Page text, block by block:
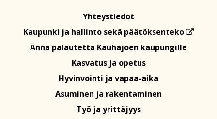
Yhteystiedot
Kaupunki ja hallinto sekä päätöksenteko
Anna palautetta Kauhajoen kaupungille
Kasvatus ja opetus
Hyvinvointi ja vapaa-aika
Asuminen ja rakentaminen
Työ ja yrittäjyys